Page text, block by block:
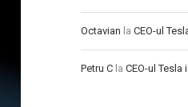
Octavian la CEO-ul
Petru C la CEO-ul